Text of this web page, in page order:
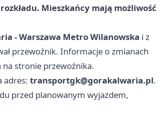
Mieszkańcy mają możliwość
- Warszawa Metro Wilanowska i z
przewoźnik. Informacje o zmianach
na stronie przewoźnika.
adres: transportgk@gorakalwaria.pl.
przed planowanym wyjazdem,